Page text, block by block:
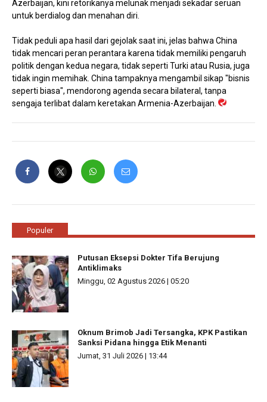
Azerbaijan, kini retorikanya melunak menjadi sekadar seruan
untuk berdialog dan menahan diri.
Tidak peduli apa hasil dari gejolak saat ini, jelas bahwa China
tidak mencari peran perantara karena tidak memiliki pengaruh
politik dengan kedua negara, tidak seperti Turki atau Rusia, juga
tidak ingin memihak. China tampaknya mengambil sikap "bisnis
seperti biasa", mendorong agenda secara bilateral, tanpa
sengaja terlibat dalam keretakan Armenia-Azerbaijan.
Populer
Putusan Eksepsi Dokter Tifa Berujung
Antiklimaks
Minggu, 02 Agustus 2026 | 05:20
Oknum Brimob Jadi Tersangka, KPK Pastikan
Sanksi Pidana hingga Etik Menanti
Jumat, 31 Juli 2026 | 13:44